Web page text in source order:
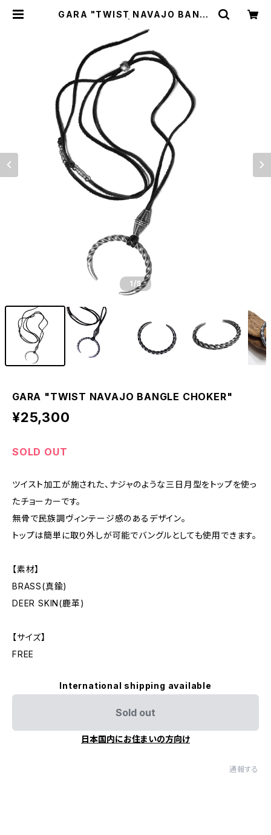
GARA "TWIST NAVAJO BANGL
1 /5
GARA "TWIST NAVAJO BANGLE CHOKER"
¥25,300
SOLD OUT
ツイスト加工が施された、ナジャのような三日月型をトップを使っ
たチョーカーです。
無骨で民族調ヴィンテージ感のあるデザイン。
トップは簡単に取り外しが可能でバングルとしても使用できます。
【素材】
BRASS(真鍮)
DEER SKIN(鹿革)
【サイズ】
FREE
International shipping available
Sold out
日本国内にお住まいの方向け
通報する